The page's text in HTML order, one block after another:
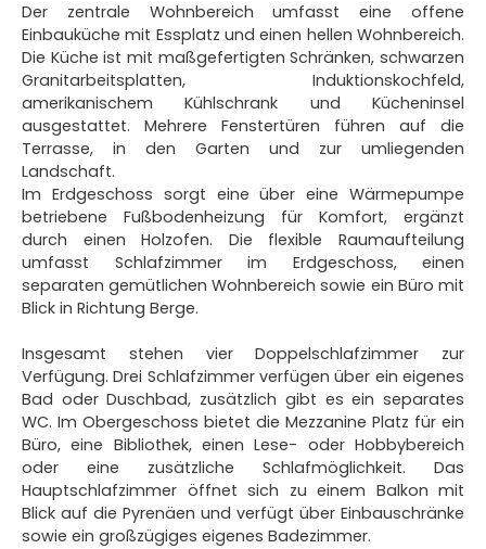
Der zentrale Wohnbereich umfasst eine offene
Einbauküche mit Essplatz und einen hellen Wohnbereich.
Die Küche ist mit maßgefertigten Schränken, schwarzen
Granitarbeitsplatten, Induktionskochfeld,
amerikanischem Kühlschrank und Kücheninsel
ausgestattet. Mehrere Fenstertüren führen auf die
Terrasse, in den Garten und zur umliegenden
Landschaft.
Im Erdgeschoss sorgt eine über eine Wärmepumpe
betriebene Fußbodenheizung für Komfort, ergänzt
durch einen Holzofen. Die flexible Raumaufteilung
umfasst Schlafzimmer im Erdgeschoss, einen
separaten gemütlichen Wohnbereich sowie ein Büro mit
Blick in Richtung Berge.
Insgesamt stehen vier Doppelschlafzimmer zur
Verfügung. Drei Schlafzimmer verfügen über ein eigenes
Bad oder Duschbad, zusätzlich gibt es ein separates
WC. Im Obergeschoss bietet die Mezzanine Platz für ein
Büro, eine Bibliothek, einen Lese- oder Hobbybereich
oder eine zusätzliche Schlafmöglichkeit. Das
Hauptschlafzimmer öffnet sich zu einem Balkon mit
Blick auf die Pyrenäen und verfügt über Einbauschränke
sowie ein großzügiges eigenes Badezimmer.